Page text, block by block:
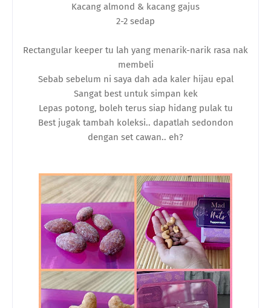
Kacang almond & kacang gajus
2-2 sedap
Rectangular keeper tu lah yang menarik-narik rasa nak
membeli
Sebab sebelum ni saya dah ada kaler hijau epal
Sangat best untuk simpan kek
Lepas potong, boleh terus siap hidang pulak tu
Best jugak tambah koleksi.. dapatlah sedondon
dengan set cawan.. eh?